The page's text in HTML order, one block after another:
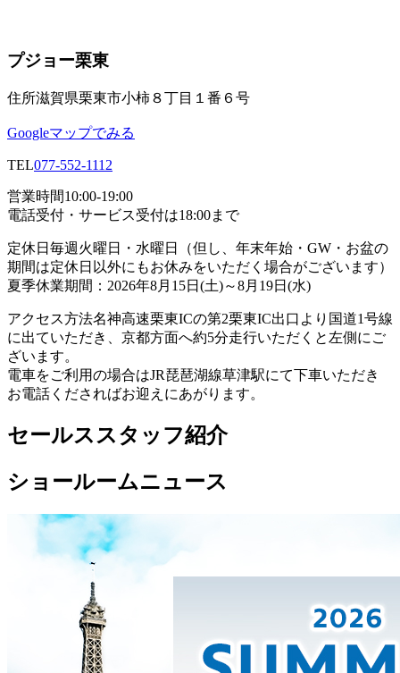
プジョー栗東
住所滋賀県栗東市小柿８丁目１番６号
Googleマップでみる
TEL077-552-1112
営業時間10:00-19:00
電話受付・サービス受付は18:00まで
定休日 毎週火曜日・水曜日（但し、年末年始・GW・お盆の
期間は定休日以外にもお休みをいただく場合がございます）
夏季休業期間：2026年8月15日(土)～8月19日(水)
アクセス方法名神高速栗東ICの第2栗東IC出口より国道1号線
に出ていただき、京都方面へ約5分走行いただくと左側にご
ざいます。
電車をご利用の場合はJR琵琶湖線草津駅にて下車いただき
お電話くださればお迎えにあがります。
セールススタッフ紹介
ショールームニュース